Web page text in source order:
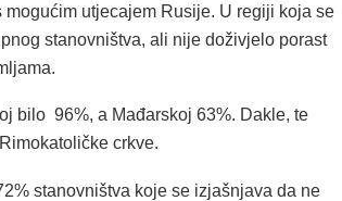
mogućim utjecajem Rusije. U regiji koja se
stanovništva, ali nije doživjelo porast
bilo 96%, a Mađarskoj 63%. Dakle, te
crkve.
stanovništva koje se izjašnjava da ne